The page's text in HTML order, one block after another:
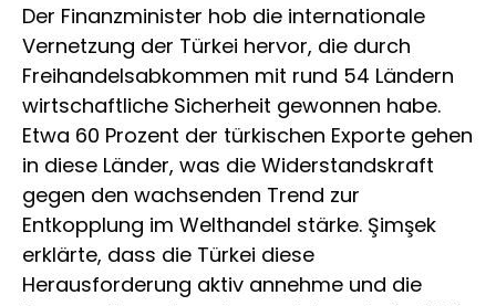
Der Finanzminister hob die internationale
Vernetzung der Türkei hervor, die durch
Freihandelsabkommen mit rund 54 Ländern
wirtschaftliche Sicherheit gewonnen habe.
Etwa 60 Prozent der türkischen Exporte gehen
in diese Länder, was die Widerstandskraft
gegen den wachsenden Trend zur
Entkopplung im Welthandel stärke. Şimşek
erklärte, dass die Türkei diese
Herausforderung aktiv annehme und die